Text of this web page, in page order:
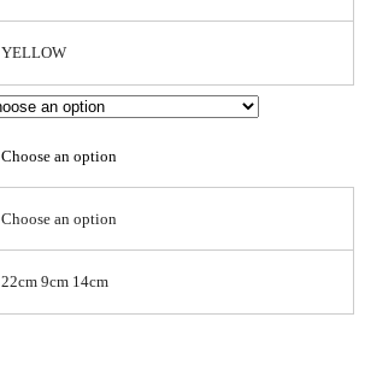
YELLOW
Choose an option
Choose an option
22cm 9cm 14cm